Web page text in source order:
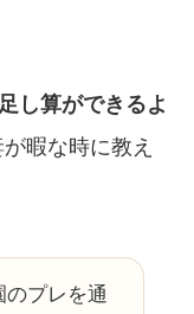
し算ができるよ
暇な時に教え
のプレを通